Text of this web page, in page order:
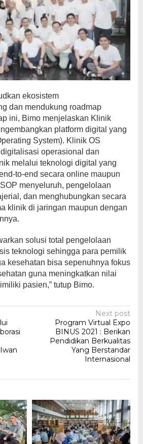
ekosistem
dan mendukung roadmap
ini, Bimo menjelaskan Klinik
platform digital yang
System). Klinik OS
operasional dan
melalui teknologi digital yang
to-end secara online maupun
menyeluruh, pengelolaan
dan menghubungkan secara
klinik di jaringan maupun dengan
solusi total pengelolaan
teknologi sehingga para pemilik
kesehatan bisa sepenuhnya fokus
guna meningkatkan nilai
pasien,” tutup Bimo.
Next post
Program Virtual Expo
BINUS 2021 : Berikan
Pendidikan Berkualitas
Yang Berstandar
Internasional